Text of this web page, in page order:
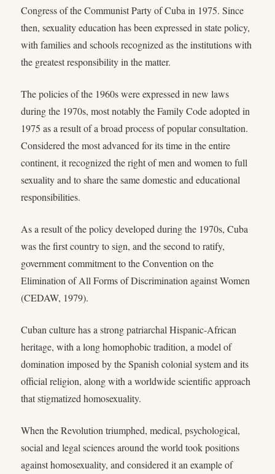
Congress of the Communist Party of Cuba in 1975. Since
then, sexuality education has been expressed in state policy,
with families and schools recognized as the institutions with
the greatest responsibility in the matter.
The policies of the 1960s were expressed in new laws
during the 1970s, most notably the Family Code adopted in
1975 as a result of a broad process of popular consultation.
Considered the most advanced for its time in the entire
continent, it recognized the right of men and women to full
sexuality and to share the same domestic and educational
responsibilities.
As a result of the policy developed during the 1970s, Cuba
was the first country to sign, and the second to ratify,
government commitment to the Convention on the
Elimination of All Forms of Discrimination against Women
(CEDAW, 1979).
Cuban culture has a strong patriarchal Hispanic-African
heritage, with a long homophobic tradition, a model of
domination imposed by the Spanish colonial system and its
official religion, along with a worldwide scientific approach
that stigmatized homosexuality.
When the Revolution triumphed, medical, psychological,
social and legal sciences around the world took positions
against homosexuality, and considered it an example of